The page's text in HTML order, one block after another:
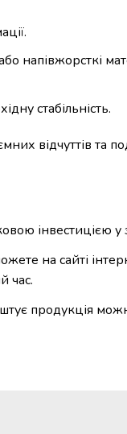
напівжорсткі
стабільність.
відчуттів та
інвестицією у
на сайті
час.
продукція